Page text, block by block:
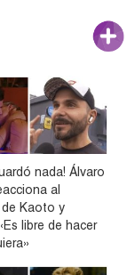
nada! Álvaro
al
Kaoto y
libre de hacer